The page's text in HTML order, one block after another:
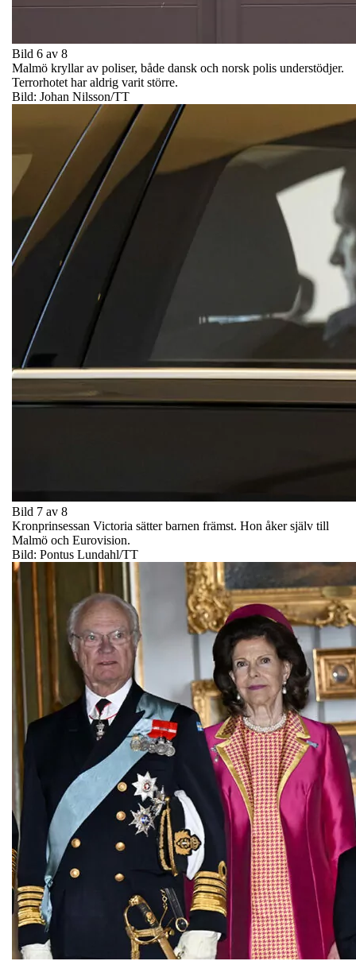
Bild 6 av 8
Malmö kryllar av poliser, både dansk och norsk polis understödjer.
Terrorhotet har aldrig varit större.
Bild: Johan Nilsson/TT
Bild 7 av 8
Kronprinsessan Victoria sätter barnen främst. Hon åker själv till
Malmö och Eurovision.
Bild: Pontus Lundahl/TT